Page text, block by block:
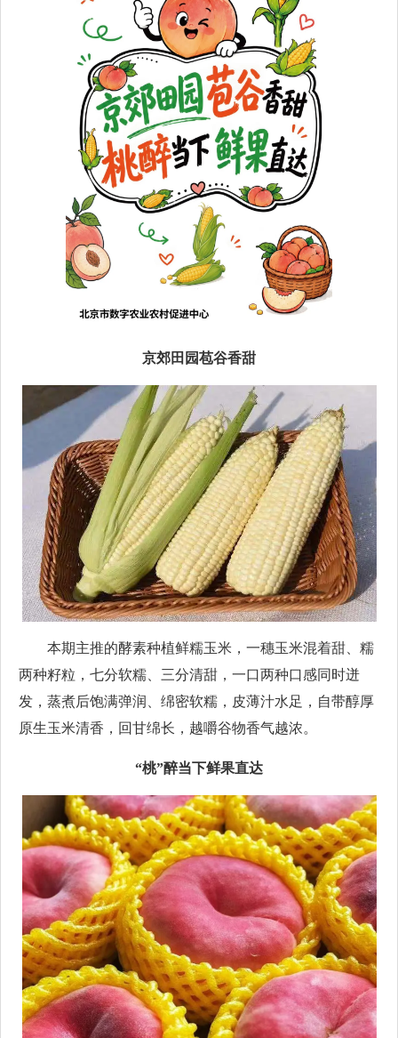
京郊田园苞谷香甜
本期主推的酵素种植鲜糯玉米，一穗玉米混着甜、糯
两种籽粒，七分软糯、三分清甜，一口两种口感同时迸
发，蒸煮后饱满弹润、绵密软糯，皮薄汁水足，自带醇厚
原生玉米清香，回甘绵长，越嚼谷物香气越浓。
“桃”醉当下鲜果直达